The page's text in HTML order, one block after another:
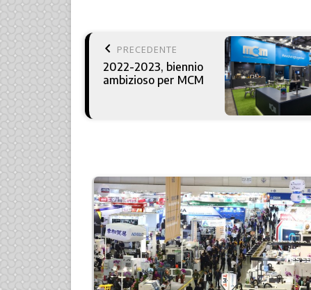
keyboard_arrow_left PRECEDENTE
2022-2023, biennio
ambizioso per MCM